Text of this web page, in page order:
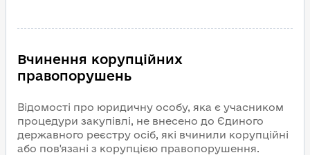
Вчинення корупційних
правопорушень
Відомості про юридичну особу, яка є учасником
процедури закупівлі, не внесено до Єдиного
державного реєстру осіб, які вчинили корупційні
або пов'язані з корупцією правопорушення.